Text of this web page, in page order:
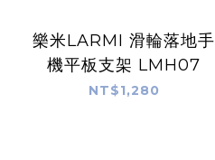
樂米LARMI 滑輪落地手
機平板支架 LMH07
NT$1,280